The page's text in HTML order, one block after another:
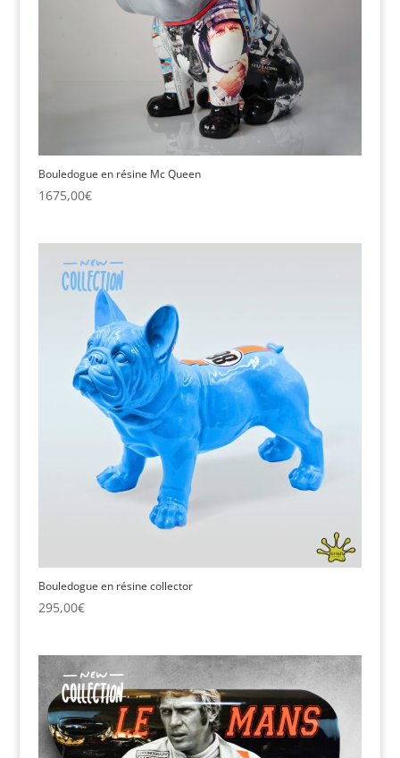
Bouledogue en résine Mc Queen
1675,00€
Bouledogue en résine collector
295,00€